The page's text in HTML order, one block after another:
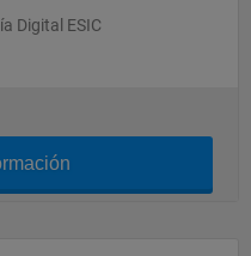
Digital ESIC